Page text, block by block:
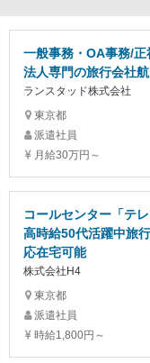
一般事務・OA事務/
法人専門の旅行会社
ランスタッド株式会社
東京都
派遣社員
月給30万円～
コールセンター「テ
高時給50代活躍中旅
応在宅可能
株式会社H4
東京都
派遣社員
時給1,800円～